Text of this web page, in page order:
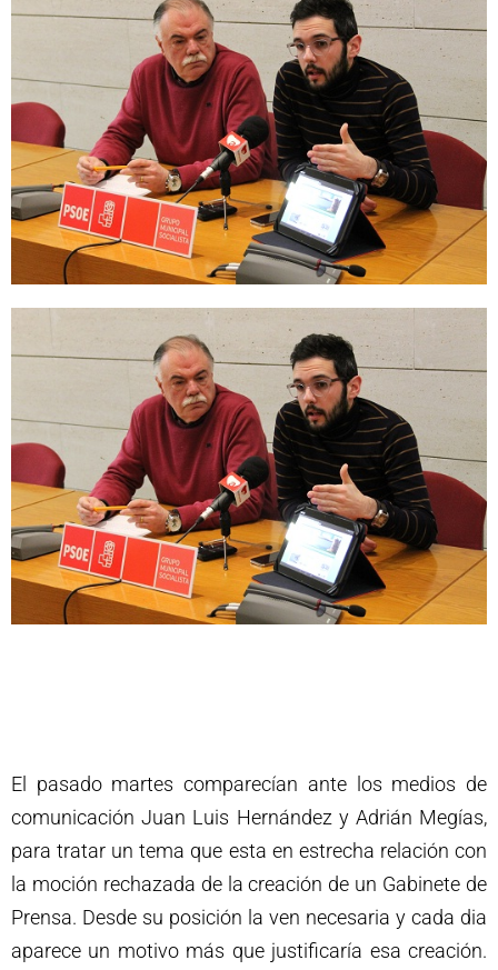
El pasado martes comparecían ante los medios de
comunicación Juan Luis Hernández y Adrián Megías,
para tratar un tema que esta en estrecha relación con
la moción rechazada de la creación de un Gabinete de
Prensa. Desde su posición la ven necesaria y cada dia
aparece un motivo más que justificaría esa creación.